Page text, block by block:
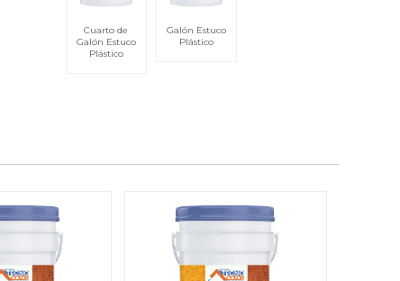
Cuarto de
Galón Estuco
Plástico
Galón Estuco
Plástico